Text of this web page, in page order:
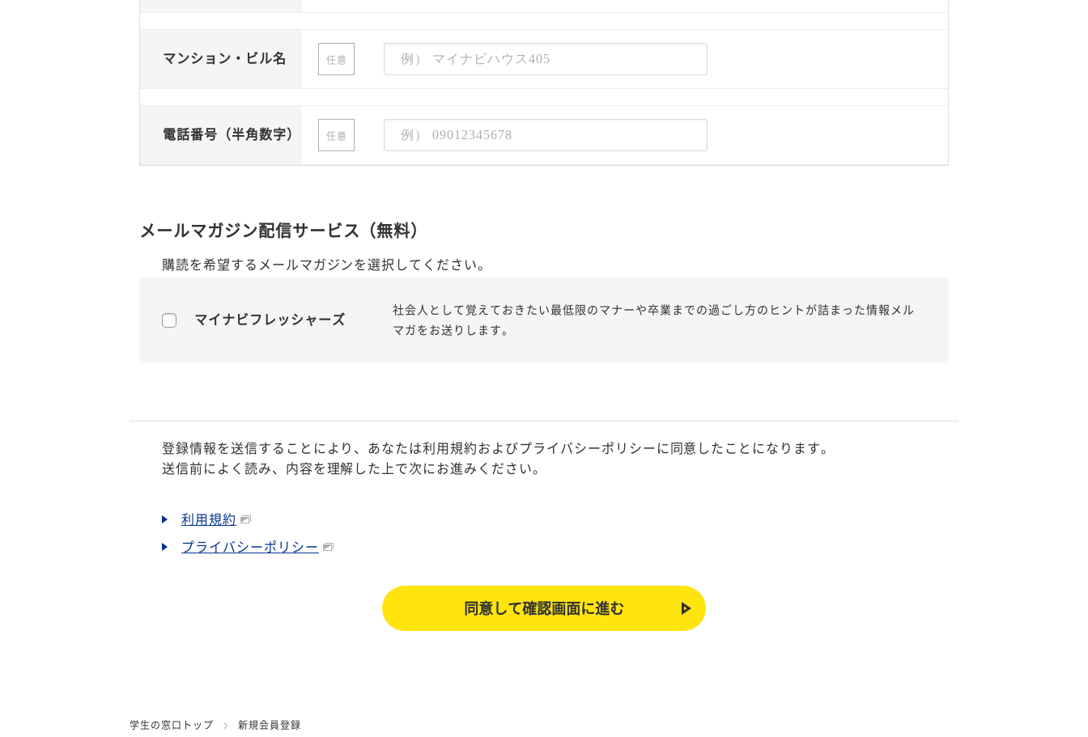
マンション・ビル名 任意
電話番号（半角数字） 任意
メールマガジン配信サービス（無料）
購読を希望するメールマガジンを選択してください。
マイナビフレッシャーズ
社会人として覚えておきたい最低限のマナーや卒業までの過ごし方のヒントが詰まった情報メル
マガをお送りします。
登録情報を送信することにより、あなたは利用規約およびプライバシーポリシーに同意したことになります。
送信前によく読み、内容を理解した上で次にお進みください。
利用規約
プライバシーポリシー
学生の窓口トップ 新規会員登録